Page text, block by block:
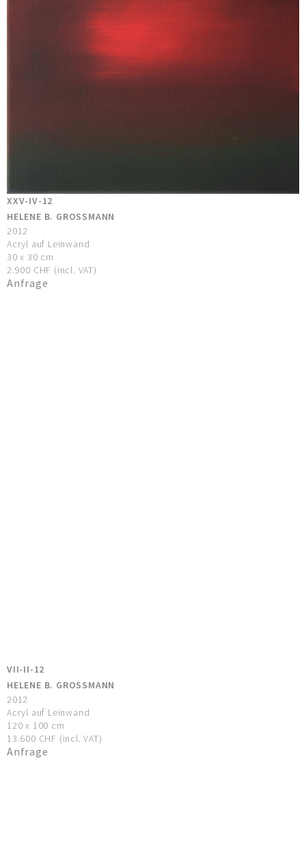
XXV-IV-12
HELENE B. GROSSMANN
2012
Acryl auf Leinwand
30 x 30 cm
2.900 CHF (incl. VAT)
Anfrage
VII-II-12
HELENE B. GROSSMANN
2012
Acryl auf Leinwand
120 x 100 cm
13.600 CHF (incl. VAT)
Anfrage